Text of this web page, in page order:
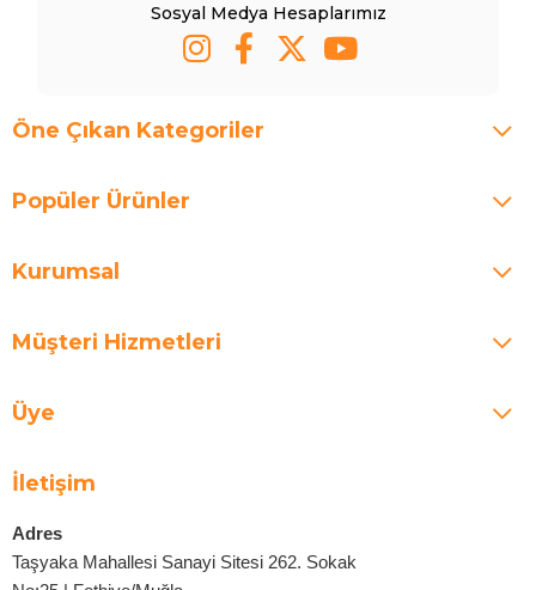
Sosyal Medya Hesaplarımız
Öne Çıkan Kategoriler
Popüler Ürünler
Kurumsal
Müşteri Hizmetleri
Üye
İletişim
Adres
Taşyaka Mahallesi Sanayi Sitesi 262. Sokak